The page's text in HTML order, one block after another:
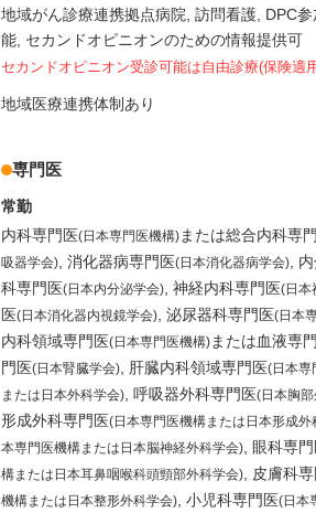
地域がん診療連携拠点病院 訪問看護 DPC
能 セカンドオピニオンのための情報提供可
セカンドオピニオン受診可能は自由診療(保険適
地域医療連携体制あり
専門医
常勤
内科専門医(日本専門医機構)または総合内科専
吸器学会) 消化器病専門医(日本消化器病学会)
科専門医(日本内分泌学会) 神経内科専門医(日本
医(日本消化器内視鏡学会) 泌尿器科専門医(日本
内科領域専門医(日本専門医機構)または血液専
門医(日本腎臓学会) 肝臓内科領域専門医(日本専
または日本外科学会) 呼吸器外科専門医(日本胸
形成外科専門医(日本専門医機構または日本形成外
本専門医機構または日本脳神経外科学会)
眼科専
構または日本耳鼻咽喉科頭頸部外科学会)
皮膚科
機構または日本整形外科学会) 小児科専門医(日本